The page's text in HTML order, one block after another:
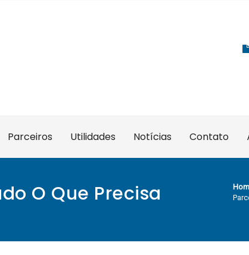
Parceiros Utilidades Notícias Contato
O Que Precisa